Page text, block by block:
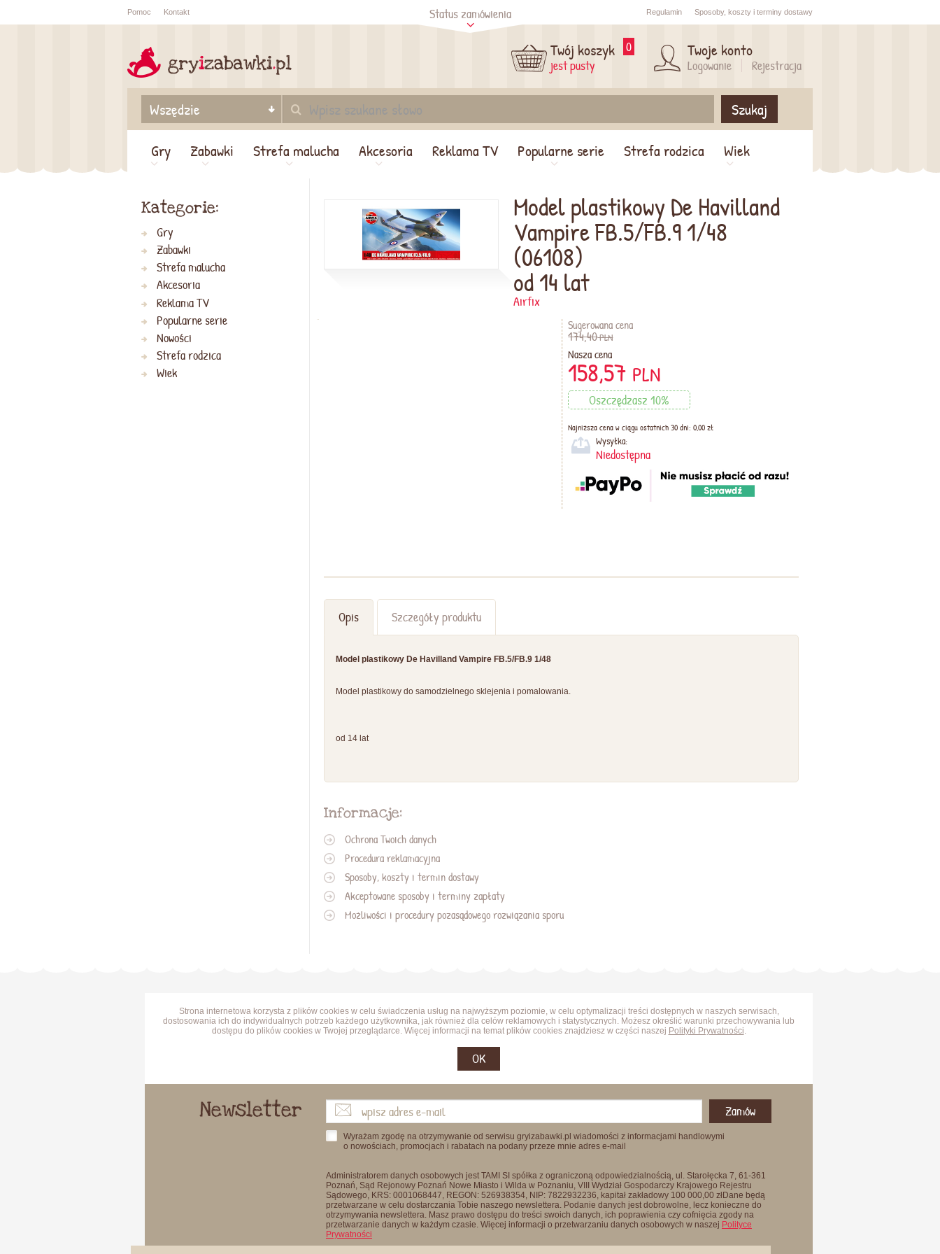
Sprawdź status Sprawdź
Pomoc Kontakt Status zamówienia Regulamin Sposoby, koszty i terminy dostawy
Twój koszyk
jest pusty
0 Twoje konto
Logowanie Rejestracja
Szukaj
Gry
Zabawki Strefa malucha Akcesoria Reklama TV Popularne serie Strefa rodzica Wiek
Model plastikowy De Havilland
Vampire FB.5/FB.9 1/48
(06108)
od 14 lat
Airfix
Sugerowana cena
174,40PLN
Nasza cena
158,57 PLN
Oszczędzasz 10%
Najniższa cena w ciągu ostatnich 30 dni: 0,00 zł
Wysyłka:
Niedostępna
Opis Szczegóły produktu
Model plastikowy De Havilland Vampire FB.5/FB.9 1/48
Model plastikowy do samodzielnego sklejenia i pomalowania.
od 14 lat
Informacje:
Ochrona Twoich danych
Procedura reklamacyjna
Sposoby, koszty i termin dostawy
Akceptowane sposoby i terminy zapłaty
Możliwości i procedury pozasądowego rozwiązania sporu
Kategorie:
Gry
Zabawki
Strefa malucha
Akcesoria
Reklama TV
Popularne serie
Nowości
Strefa rodzica
Wiek
Strona internetowa korzysta z plików cookies w celu świadczenia usług na najwyższym poziomie, w celu optymalizacji treści dostępnych w naszych serwisach,
dostosowania ich do indywidualnych potrzeb każdego użytkownika, jak również dla celów reklamowych i statystycznych. Możesz określić warunki przechowywania lub
dostępu do plików cookies w Twojej przeglądarce. Więcej informacji na temat plików cookies znajdziesz w części naszej Polityki Prywatności.
OK
Newsletter Zamów
Wyrażam zgodę na otrzymywanie od serwisu gryizabawki.pl wiadomości z informacjami handlowymi
o nowościach, promocjach i rabatach na podany przeze mnie adres e-mail
Administratorem danych osobowych jest TAMI SI spółka z ograniczoną odpowiedzialnością, ul. Starołęcka 7, 61-361
Poznań, Sąd Rejonowy Poznań Nowe Miasto i Wilda w Poznaniu, VIII Wydział Gospodarczy Krajowego Rejestru
Sądowego, KRS: 0001068447, REGON: 526938354, NIP: 7822932236, kapitał zakładowy 100 000,00 złDane będą
przetwarzane w celu dostarczania Tobie naszego newslettera. Podanie danych jest dobrowolne, lecz konieczne do
otrzymywania newslettera. Masz prawo dostępu do treści swoich danych, ich poprawienia czy cofnięcia zgody na
przetwarzanie danych w każdym czasie. Więcej informacji o przetwarzaniu danych osobowych w naszej Polityce
Prywatności